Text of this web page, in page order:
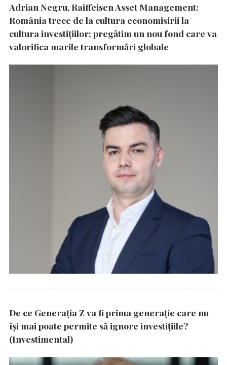
Adrian Negru, Raiffeisen Asset Management:
România trece de la cultura economisirii la
cultura investițiilor; pregătim un nou fond care va
valorifica marile transformări globale
De ce Generația Z va fi prima generație care nu
își mai poate permite să ignore investițiile?
(Investimental)